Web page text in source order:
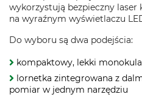
wykorzystują bezpieczny laser
na wyraźnym wyświetlaczu
Do wyboru są dwa podejścia:
kompaktowy, lekki
lornetka zintegrowana z
pomiar w jednym narzędziu